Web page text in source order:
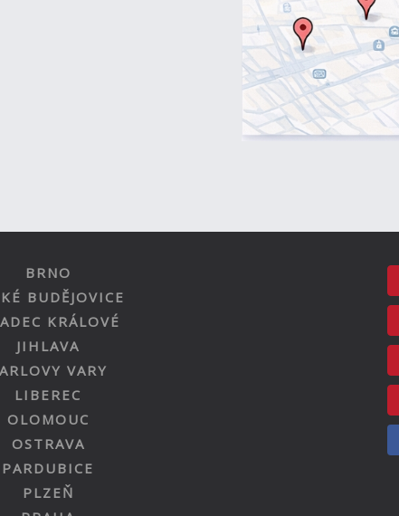
BRNO
BUDĚJOVICE
KRÁLOVÉ
JIHLAVA
VARY
LIBEREC
OLOMOUC
OSTRAVA
PARDUBICE
PLZEŇ